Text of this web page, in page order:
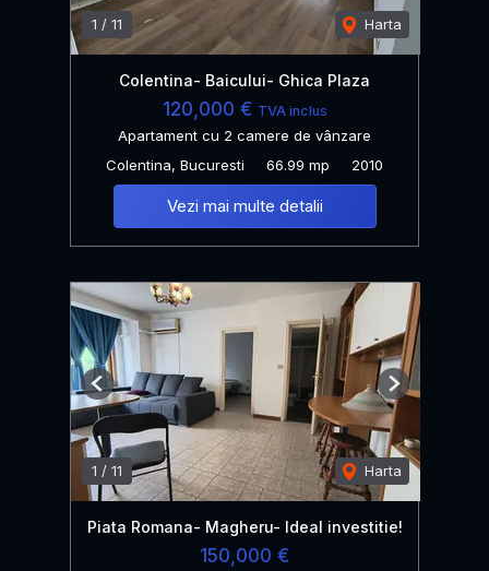
1 / 11 Harta
Colentina- Baicului- Ghica Plaza
120,000 € TVA inclus
Apartament cu 2 camere de vânzare
Colentina, Bucuresti
66.99 mp 2010
Vezi mai multe detalii
1 / 11 Harta
Previous Next
Piata Romana- Magheru- Ideal investitie!
150,000 €